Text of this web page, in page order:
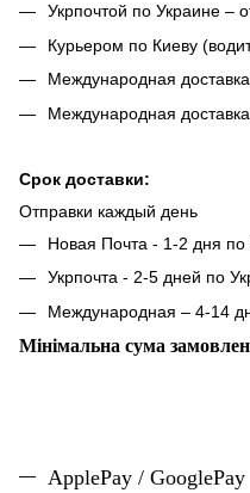
Укрпочтой по Украине –
Курьером по Киеву
Международная
Международная
Срок доставки:
Отправки каждый день
Новая Почта - 1-2 дня по
Укрпочта - 2-5 дней по
Международная – 4-14
Мінімальна сума
ApplePay / GooglePay